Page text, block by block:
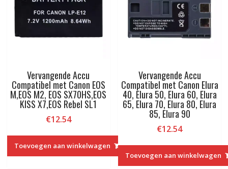
Vervangende Accu
Compatibel met Canon EOS
M,EOS M2, EOS SX70HS,EOS
KISS X7,EOS Rebel SL1
€12.54
Toevoegen aan winkelwagen
Vervangende Accu
Compatibel met Canon Elura
40, Elura 50, Elura 60, Elura
65, Elura 70, Elura 80, Elura
85, Elura 90
€12.54
Toevoegen aan winkelwagen